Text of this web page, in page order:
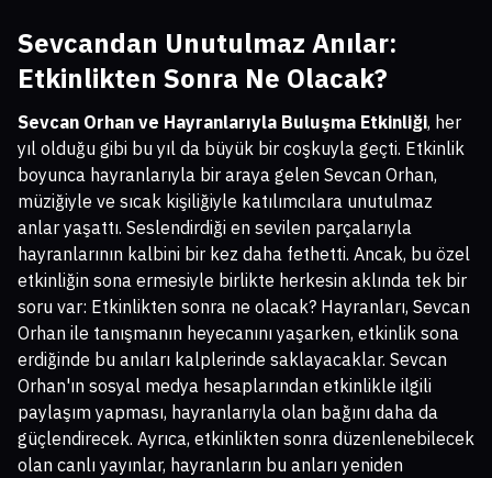
Sevcandan Unutulmaz Anılar:
Etkinlikten Sonra Ne Olacak?
Sevcan Orhan ve Hayranlarıyla Buluşma Etkinliği, her
yıl olduğu gibi bu yıl da büyük bir coşkuyla geçti. Etkinlik
boyunca hayranlarıyla bir araya gelen Sevcan Orhan,
müziğiyle ve sıcak kişiliğiyle katılımcılara unutulmaz
anlar yaşattı. Seslendirdiği en sevilen parçalarıyla
hayranlarının kalbini bir kez daha fethetti. Ancak, bu özel
etkinliğin sona ermesiyle birlikte herkesin aklında tek bir
soru var: Etkinlikten sonra ne olacak? Hayranları, Sevcan
Orhan ile tanışmanın heyecanını yaşarken, etkinlik sona
erdiğinde bu anıları kalplerinde saklayacaklar. Sevcan
Orhan'ın sosyal medya hesaplarından etkinlikle ilgili
paylaşım yapması, hayranlarıyla olan bağını daha da
güçlendirecek. Ayrıca, etkinlikten sonra düzenlenebilecek
olan canlı yayınlar, hayranların bu anları yeniden